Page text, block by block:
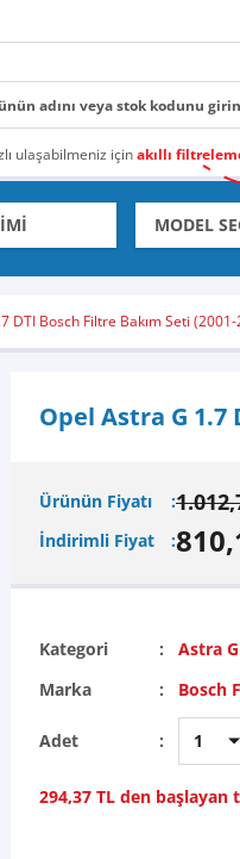
ulaşabilmeniz içinakıllı
DTI Bosch Filtre Bakım Seti
Opel Astra G 1.7
Ürünün Fiyatı
İndirimli Fiyat
Kategori
Astra
Marka
Bosch
Adet
294,37 TL den başlayan